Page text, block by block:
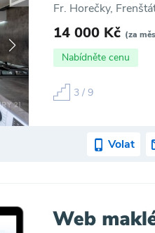
Fr. Horečky,
14 000 Kč (za
Nabídněte cenu
3 / 9
Volat